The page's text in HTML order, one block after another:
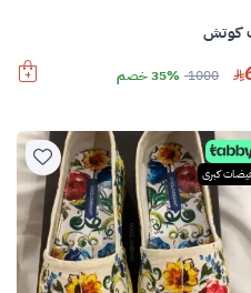
كوتش
1000 35% خصم
كبرى